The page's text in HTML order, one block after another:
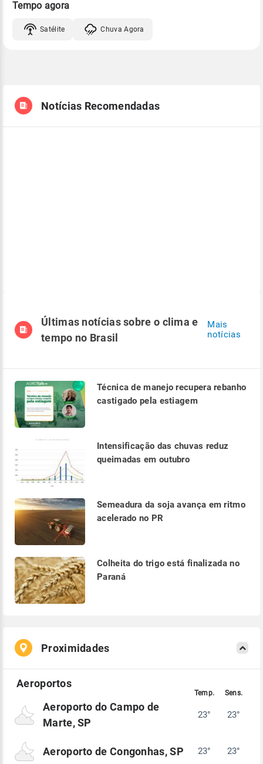
Tempo agora
Satélite Chuva Agora
Notícias Recomendadas
Últimas notícias sobre o clima e
tempo no Brasil
Mais
notícias
Técnica de manejo recupera rebanho
castigado pela estiagem
Intensificação das chuvas reduz
queimadas em outubro
Semeadura da soja avança em ritmo
acelerado no PR
Colheita do trigo está finalizada no
Paraná
Proximidades
Aeroporto do Campo de
Marte, SP
23° 23°
Aeroporto de Congonhas, SP 23° 23°